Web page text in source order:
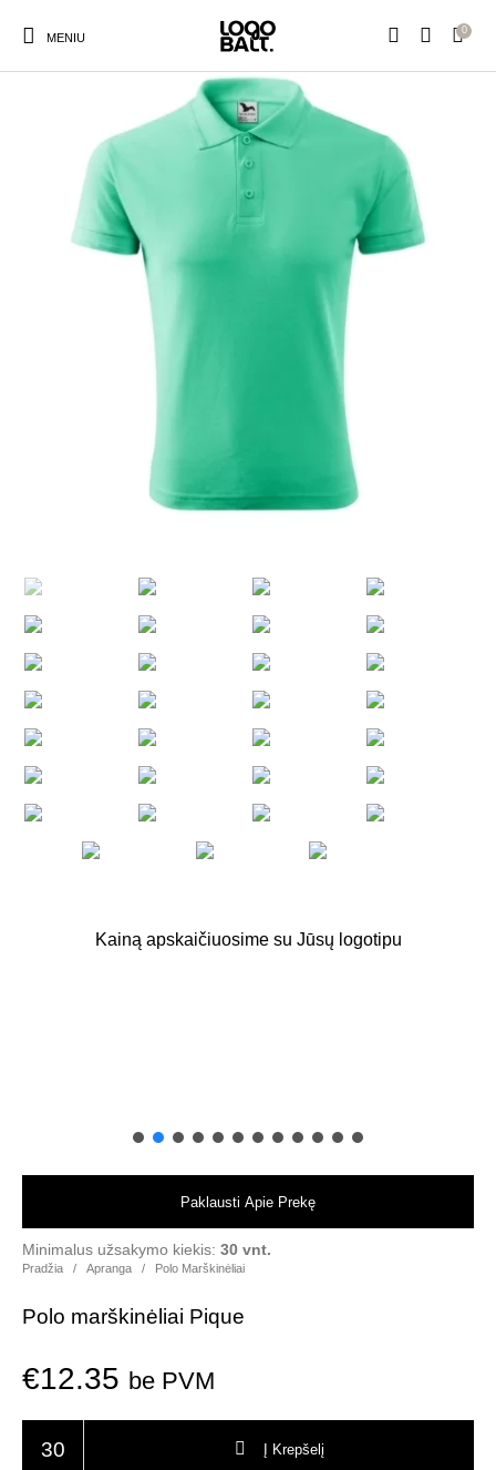
MENIU
0
Pradžia / Apranga / Polo Marškinėliai
Polo marškinėliai Pique
€12.35 be PVM
Į Krepšelį
Kainą apskaičiuosime su Jūsų logotipu
Paklausti Apie Prekę
Minimalus užsakymo kiekis:30 vnt.